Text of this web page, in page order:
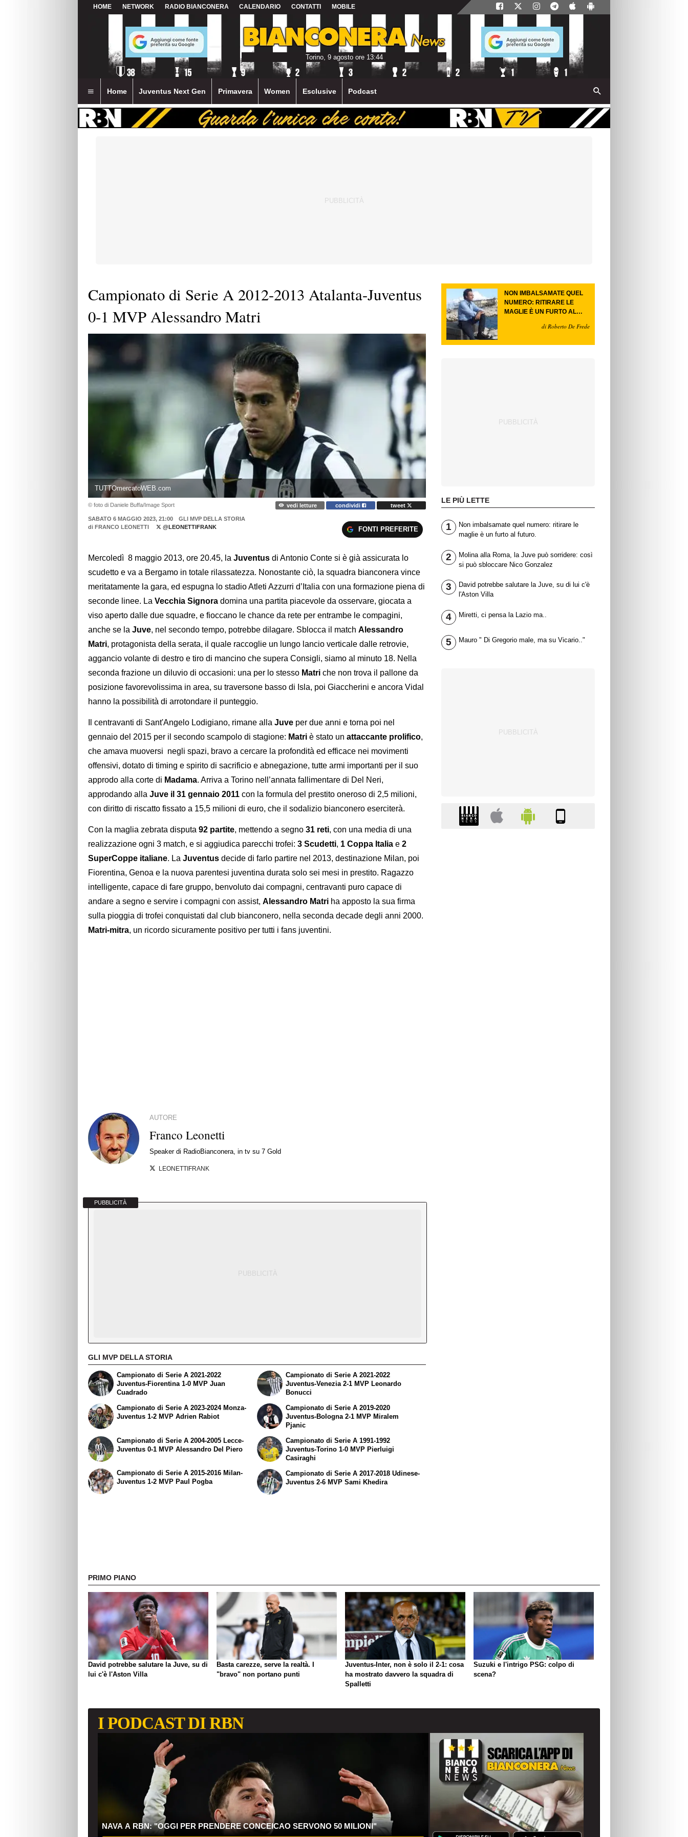
HOME NETWORK RADIO BIANCONERA CALENDARIO CONTATTI MOBILE
Torino, 9 agosto ore 13:44
Home Juventus Next Gen Primavera Women Esclusive Podcast
Campionato di Serie A 2012-2013 Atalanta-Juventus
0-1 MVP Alessandro Matri
TUTTOmercatoWEB.com
© foto di Daniele Buffa/Image Sport vedi letture condividi tweet
SABATO 6 MAGGIO 2023, 21:00
GLI MVP DELLA STORIA
di FRANCO LEONETTI @LEONETTIFRANK FONTI PREFERITE
Mercoledì 8 maggio 2013, ore 20.45, la Juventus di Antonio Conte si è già assicurata lo
scudetto e va a Bergamo in totale rilassatezza. Nonostante ciò, la squadra bianconera vince
meritatamente la gara, ed espugna lo stadio Atleti Azzurri d’Italia con una formazione piena di
seconde linee. La Vecchia Signora domina una partita piacevole da osservare, giocata a
viso aperto dalle due squadre, e fioccano le chance da rete per entrambe le compagini,
anche se la Juve, nel secondo tempo, potrebbe dilagare. Sblocca il match Alessandro
Matri, protagonista della serata, il quale raccoglie un lungo lancio verticale dalle retrovie,
aggancio volante di destro e tiro di mancino che supera Consigli, siamo al minuto 18. Nella
seconda frazione un diluvio di occasioni: una per lo stesso Matri che non trova il pallone da
posizione favorevolissima in area, su traversone basso di Isla, poi Giaccherini e ancora Vidal
hanno la possibilità di arrotondare il punteggio.
Il centravanti di Sant'Angelo Lodigiano, rimane alla Juve per due anni e torna poi nel
gennaio del 2015 per il secondo scampolo di stagione: Matri è stato un attaccante prolifico,
che amava muoversi negli spazi, bravo a cercare la profondità ed efficace nei movimenti
offensivi, dotato di timing e spirito di sacrificio e abnegazione, tutte armi importanti per il suo
approdo alla corte di Madama. Arriva a Torino nell’annata fallimentare di Del Neri,
approdando alla Juve il 31 gennaio 2011 con la formula del prestito oneroso di 2,5 milioni,
con diritto di riscatto fissato a 15,5 milioni di euro, che il sodalizio bianconero eserciterà.
Con la maglia zebrata disputa 92 partite, mettendo a segno 31 reti, con una media di una
realizzazione ogni 3 match, e si aggiudica parecchi trofei: 3 Scudetti, 1 Coppa Italia e 2
SuperCoppe italiane. La Juventus decide di farlo partire nel 2013, destinazione Milan, poi
Fiorentina, Genoa e la nuova parentesi juventina durata solo sei mesi in prestito. Ragazzo
intelligente, capace di fare gruppo, benvoluto dai compagni, centravanti puro capace di
andare a segno e servire i compagni con assist, Alessandro Matri ha apposto la sua firma
sulla pioggia di trofei conquistati dal club bianconero, nella seconda decade degli anni 2000.
Matri-mitra, un ricordo sicuramente positivo per tutti i fans juventini.
AUTORE
Franco Leonetti
Speaker di RadioBianconera, in tv su 7 Gold
LEONETTIFRANK
PUBBLICITÀ
GLI MVP DELLA STORIA
Campionato di Serie A 2021-2022
Juventus-Fiorentina 1-0 MVP Juan
Cuadrado
Campionato di Serie A 2023-2024 Monza-
Juventus 1-2 MVP Adrien Rabiot
Campionato di Serie A 2021-2022
Juventus-Venezia 2-1 MVP Leonardo
Bonucci
Campionato di Serie A 2019-2020
Juventus-Bologna 2-1 MVP Miralem
Pjanic
Campionato di Serie A 2004-2005 Lecce-
Juventus 0-1 MVP Alessandro Del Piero
Campionato di Serie A 2015-2016 Milan-
Juventus 1-2 MVP Paul Pogba
Campionato di Serie A 1991-1992
Juventus-Torino 1-0 MVP Pierluigi
Casiraghi
Campionato di Serie A 2017-2018 Udinese-
Juventus 2-6 MVP Sami Khedira
NON IMBALSAMATE QUEL
NUMERO: RITIRARE LE
MAGLIE È UN FURTO AL
di Roberto De Frede
LE PIÙ LETTE
1
Non imbalsamate quel numero: ritirare le
maglie è un furto al futuro.
2
Molina alla Roma, la Juve può sorridere: così
si può sbloccare Nico Gonzalez
3
David potrebbe salutare la Juve, su di lui c'è
l'Aston Villa
4 Miretti, ci pensa la Lazio ma..
5 Mauro " Di Gregorio male, ma su Vicario.."
PRIMO PIANO
David potrebbe salutare la Juve, su di
lui c'è l'Aston Villa
Basta carezze, serve la realtà. I
"bravo" non portano punti
Juventus-Inter, non è solo il 2-1: cosa
ha mostrato davvero la squadra di
Spalletti
Suzuki e l'intrigo PSG: colpo di
scena?
I PODCAST DI RBN
NAVA A RBN: "OGGI PER PRENDERE CONCEICAO SERVONO 50 MILIONI"